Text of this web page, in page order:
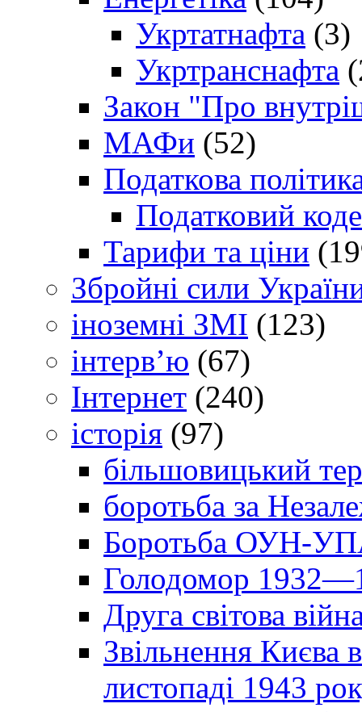
Укртатнафта (3)
Укртранснафта
Закон "Про
МАФи (52)
Податкова
Податковий
Тарифи та ціни
Збройні сили
іноземні ЗМІ (123)
інтерв’ю (67)
Інтернет (240)
історія (97)
більшовицький
боротьба за
Боротьба ОУН-УПА
Голодомор
Друга світова
Звільнення Києва
листопаді 1943